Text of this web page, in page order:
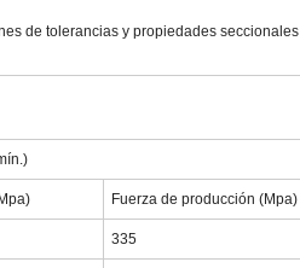
de tolerancias y propiedades seccionales
Fuerza de producción (Mpa)
335